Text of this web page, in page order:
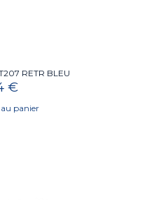
RETR BLEU
€
panier